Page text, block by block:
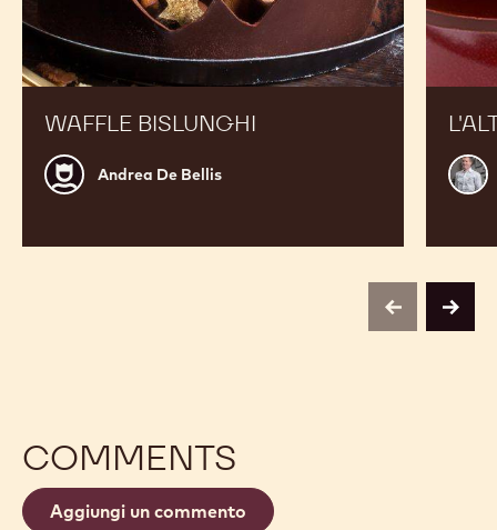
WAFFLE BISLUNGHI
Andrea
De
Andrea De Bellis
Diez
previousnext
COMMENTS
Aggiungi un commento